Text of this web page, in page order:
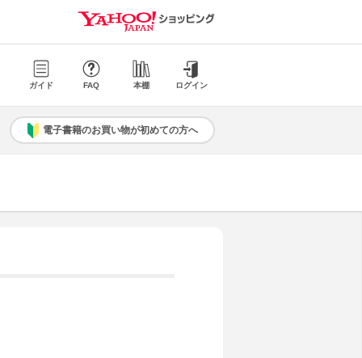
ガイド FAQ 本棚 ログイン
電子書籍のお買い物が初めての方へ